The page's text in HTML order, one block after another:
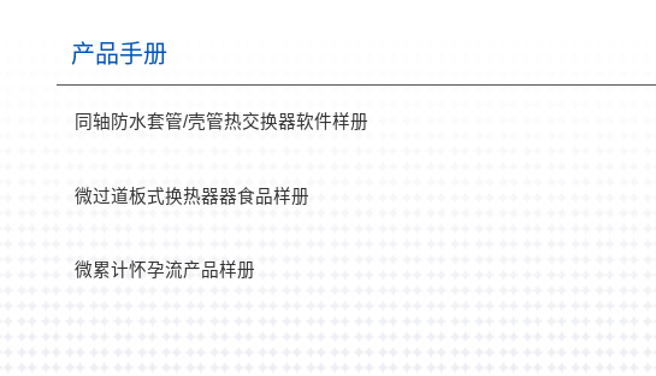
产品手册
同轴防水套管/壳管热交换器软件样册
微过道板式换热器器食品样册
微累计怀孕流产品样册